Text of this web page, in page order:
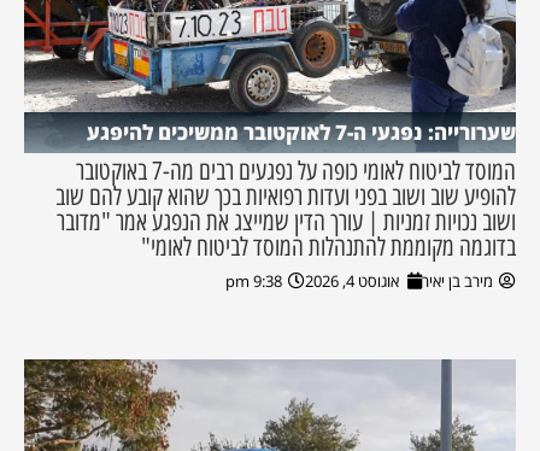
שערורייה: נפגעי ה-7 לאוקטובר ממשיכים להיפגע
המוסד לביטוח לאומי כופה על נפגעים רבים מה-7 באוקטובר
להופיע שוב ושוב בפני ועדות רפואיות בכך שהוא קובע להם שוב
ושוב נכויות זמניות | עורך הדין שמייצג את הנפגע אמר "מדובר
בדוגמה מקוממת להתנהלות המוסד לביטוח לאומי"
מירב בן יאיר אוגוסט 4, 2026 9:38 pm